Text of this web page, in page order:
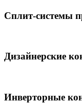
Сплит-системы
Дизайнерские
Инверторные